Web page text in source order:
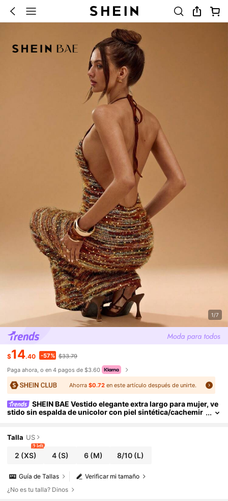
1/7
$14.40 -57% $33.79
Paga ahora, o en 4 pagos de $3.60
Ahorra $0.72en este artículo después de unirte.
SHEIN BAE Vestido elegante extra largo para mujer, ve
stido sin espalda de unicolor con piel sintética/cachemir
Talla US
2 (XS)
9 left
4(S) 6(M) 8/10 (L)
Verificar mi tamaño
Guía de Tallas
¿No es tu talla? Dinos